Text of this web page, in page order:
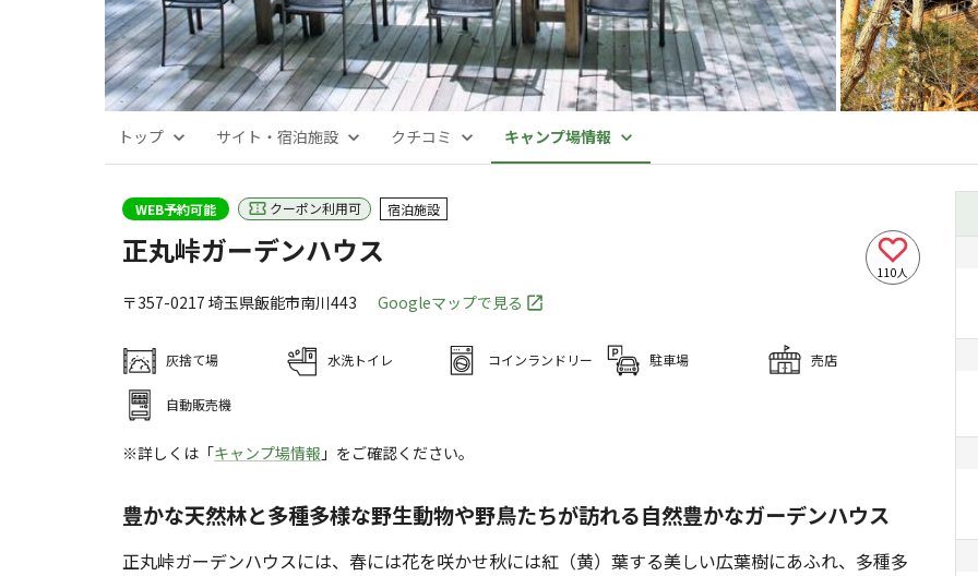
トップ サイト・宿泊施設 クチコミ キャンプ場情報
WEB予約可能 クーポン利用可 宿泊施設
正丸峠ガーデンハウス
110人
〒357-0217 埼玉県飯能市南川443 Googleマップで見る
灰捨て場 水洗トイレ コインランドリー 駐車場 売店
自動販売機
※詳しくは「キャンプ場情報 」をご確認ください。
豊かな天然林と多種多様な野生動物や野鳥たちが訪れる自然豊かなガーデンハウス
正丸峠ガーデンハウスには、春には花を咲かせ秋には紅（黄）葉する美しい広葉樹にあふれ、多種多